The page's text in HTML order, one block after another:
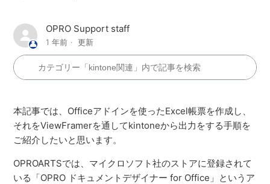
【TECH COLUMN】kintoneの複数アプリから予実管理
表をExcel形式で出す方法
【TECH COLUMN】ViewFramerを使用したPowerPoint
帳票（目安箱Q&A）を作成する【kintone】
OPRO Support staff
1 年前 更新
本記事では、Officeアドインを使ったExcel帳票を作成し、
それをViewFramerを通してkintoneから出力をする手順を
ご紹介したいと思います。
OPROARTSでは、マイクロソフト社のストアに登録されて
いる「OPRO ドキュメントデザイナー for Office」というア